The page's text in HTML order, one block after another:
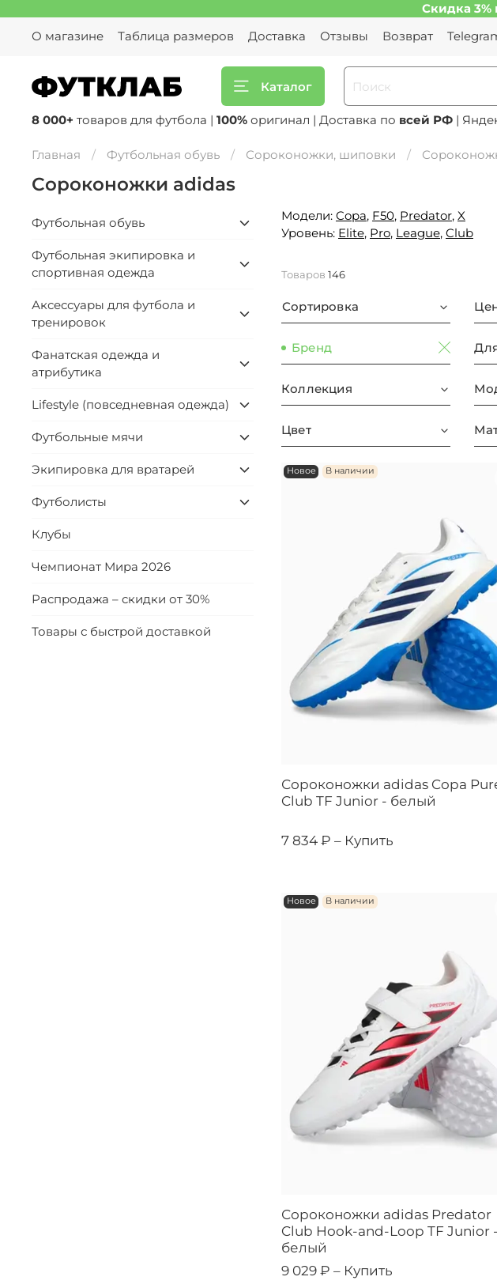
Скидка 3%
О магазине
Таблица размеров Доставка Отзывы Возврат
Каталог
8 000+ товаров для футбола | 100% оригинал | Доставка по всей РФ |
Главная Футбольная обувь Сороконожки, шиповки
Сороконожки adidas
Модели: Copa, F50, Predator, X
Уровень: Elite, Pro, League, Club
Товаров 146
Сортировка
Бренд
Коллекция
Цвет
Новое В наличии
Сороконожки adidas Copa
Club TF Junior - белый
7 834 ₽ – Купить
Новое В наличии
Сороконожки adidas Predator
Club Hook-and-Loop TF Junior -
белый
9 029 ₽ – Купить
Футбольная обувь
Футбольная экипировка и
спортивная одежда
Аксессуары для футбола и
тренировок
Фанатская одежда и
атрибутика
Lifestyle (повседневная одежда)
Футбольные мячи
Экипировка для вратарей
Футболисты
Клубы
Чемпионат Мира 2026
Распродажа – скидки от 30%
Товары с быстрой доставкой